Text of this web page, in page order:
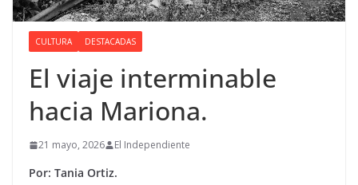
CULTURA DESTACADAS
El viaje interminable
hacia Mariona.
21 mayo, 2026 El Independiente
Por: Tania Ortiz.